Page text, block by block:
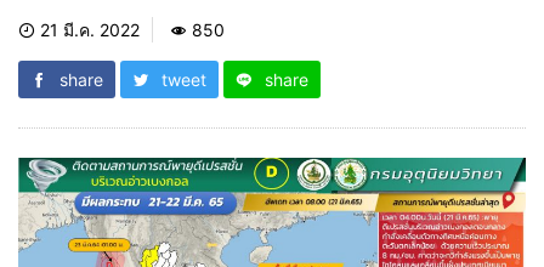
21 มี.ค. 2022 850
share tweet share